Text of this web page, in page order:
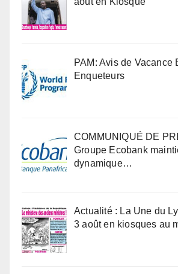
PAM: Avis de Vacance
Enqueteurs
COMMUNIQUÉ DE
Groupe Ecobank
dynamique…
Actualité : La Une du
3 août en kiosques au